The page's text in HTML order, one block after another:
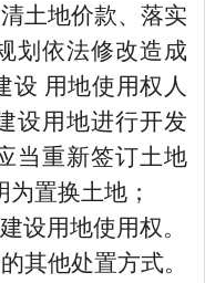
土地价款、落实
划依法修改造成
设 用地使用权人
设用地进行开发
当重新签订土地
为置换土地 ；
设用地使用权。
其他处置方式。